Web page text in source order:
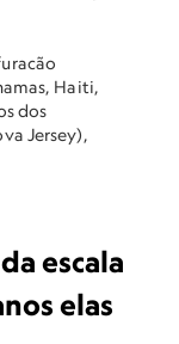
Haiti,
dos
Jersey),
escala
elas